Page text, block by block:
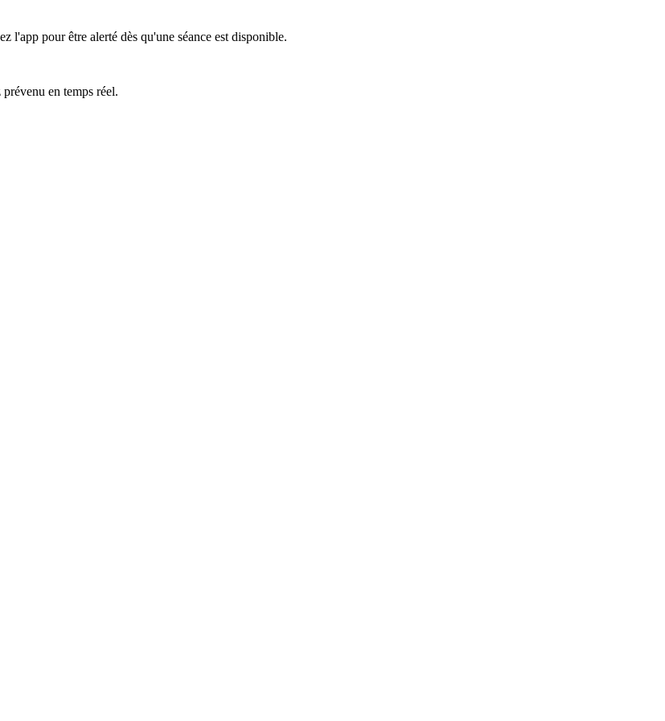
l'app pour être alerté dès qu'une séance est disponible.
en temps réel.